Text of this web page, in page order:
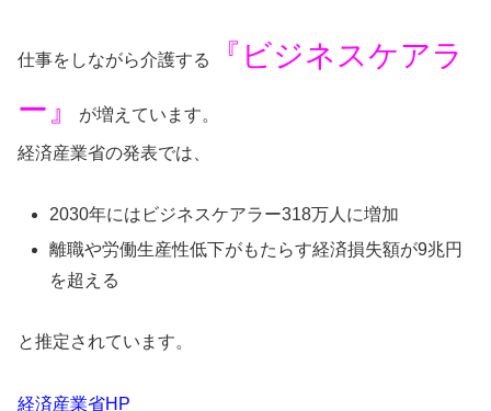
仕事をしながら介護する
『ビジネスケアラ
ー』
が増えています。
経済産業省の発表では、
2030年にはビジネスケアラー318万人に増加
離職や労働生産性低下がもたらす経済損失額が9兆円
を超える
と推定されています。
経済産業省HP